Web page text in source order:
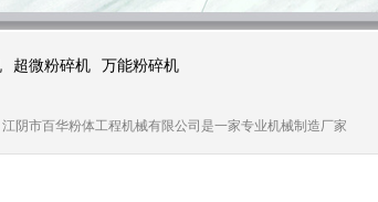
超微粉碎机 万能粉碎机
江阴市百华粉体工程机械有限公司是一家专业机械制造厂家